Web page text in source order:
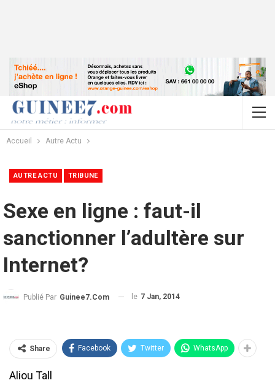
Accueil Autre Actu
AUTRE ACTU TRIBUNE
Sexe en ligne : faut-il
sanctionner l’adultère sur
Internet?
Publié Par Guinee7.com le 7 Jan, 2014
Share Facebook Twitter WhatsApp
Aliou Tall